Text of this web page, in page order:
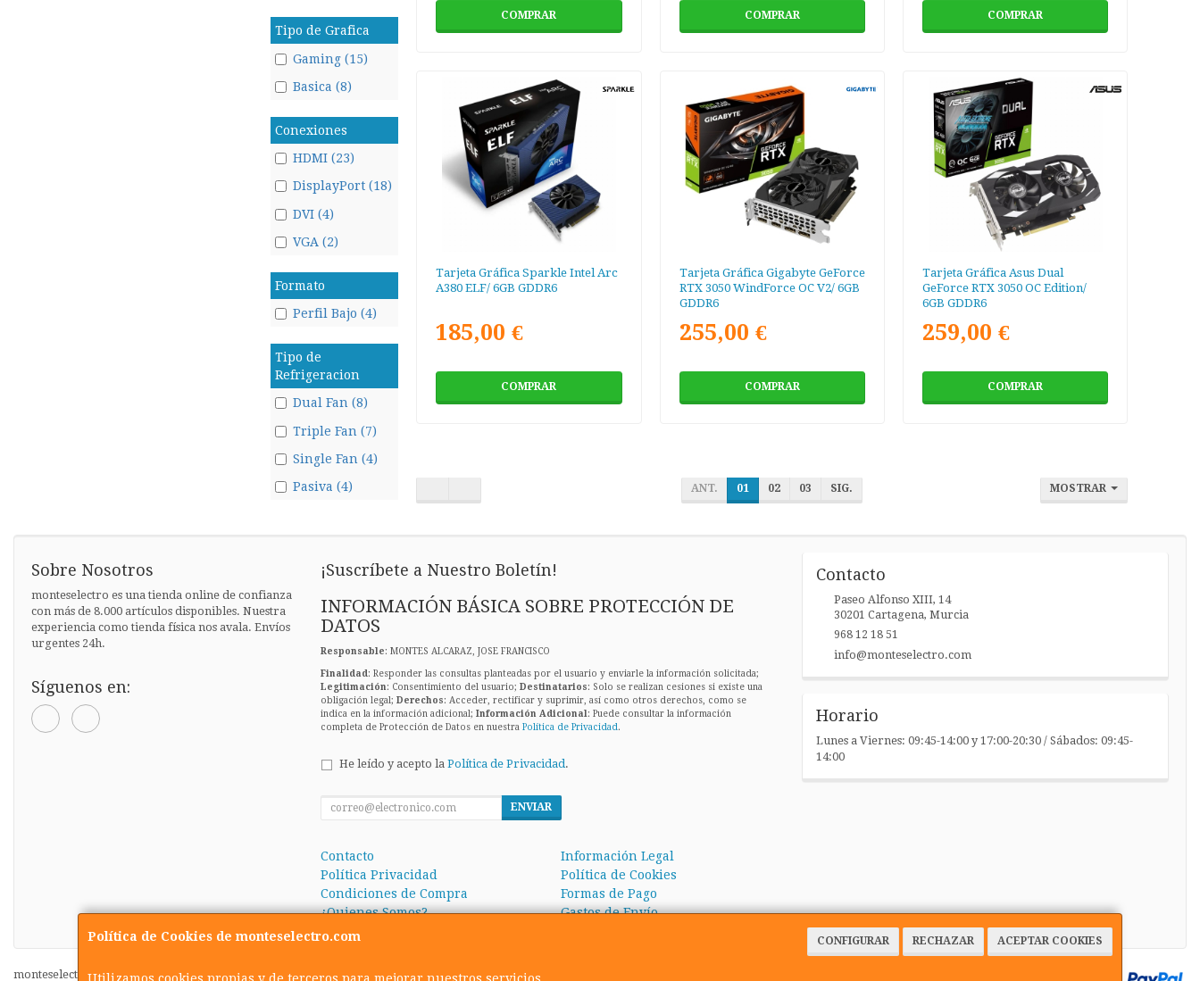
Tipo de Grafica
Gaming (15)
Basica (8)
Conexiones
HDMI (23)
DisplayPort (18)
DVI (4)
VGA (2)
Formato
Perfil Bajo (4)
Tipo de
Refrigeracion
Dual Fan (8)
Triple Fan (7)
Single Fan (4)
Pasiva (4)
COMPRAR COMPRAR COMPRAR
Tarjeta Gráfica Sparkle Intel Arc
A380 ELF/ 6GB GDDR6
185,00 €
COMPRAR
Tarjeta Gráfica Gigabyte GeForce
RTX 3050 WindForce OC V2/ 6GB
GDDR6
255,00 €
COMPRAR
Tarjeta Gráfica Asus Dual
GeForce RTX 3050 OC Edition/
6GB GDDR6
259,00 €
COMPRAR
ANT. 01 02 03 SIG. MOSTRAR
Política de Cookies de monteselectro.com CONFIGURAR RECHAZAR ACEPTAR COOKIES
Sobre Nosotros
monteselectro es una tienda online de confianza
con más de 8.000 artículos disponibles. Nuestra
experiencia como tienda física nos avala. Envíos
urgentes 24h.
Síguenos en:
¡Suscríbete a Nuestro Boletín!
INFORMACIÓN BÁSICA SOBRE PROTECCIÓN DE
DATOS
Responsable: MONTES ALCARAZ, JOSE FRANCISCO
Finalidad : Responder las consultas planteadas por el usuario y enviarle la información solicitada;
Legitimación: Consentimiento del usuario; Destinatarios: Solo se realizan cesiones si existe una
obligación legal; Derechos: Acceder, rectificar y suprimir, así como otros derechos, como se
indica en la información adicional; Información Adicional : Puede consultar la información
completa de Protección de Datos en nuestra Política de Privacidad .
He leído y acepto la Política de Privacidad.
ENVIAR
Contacto
Información Legal
Política Privacidad
Política de Cookies
Condiciones de Compra
Formas de Pago
¿Quienes Somos?
Gastos de Envío
Contacto
Paseo Alfonso XIII, 14
30201 Cartagena, Murcia
968 12 18 51
info@monteselectro.com
Horario
Lunes a Viernes: 09:45-14:00 y 17:00-20:30 / Sábados: 09:45-
14:00
monteselectro.com © 2026